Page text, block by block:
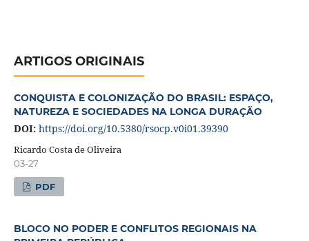
ARTIGOS ORIGINAIS
CONQUISTA E COLONIZAÇÃO DO BRASIL: ESPAÇO,
NATUREZA E SOCIEDADES NA LONGA DURAÇÃO
DOI: https://doi.org/10.5380/rsocp.v0i01.39390
Ricardo Costa de Oliveira
03-27
PDF
BLOCO NO PODER E CONFLITOS REGIONAIS NA